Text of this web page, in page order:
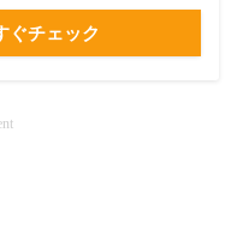
ぐチェック